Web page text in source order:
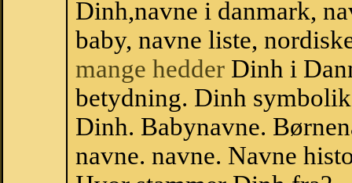
Dinh,navne i danmark,
baby, navne liste,
mange hedder Dinh i
betydning. Dinh
Dinh. Babynavne.
navne. navne. Navne